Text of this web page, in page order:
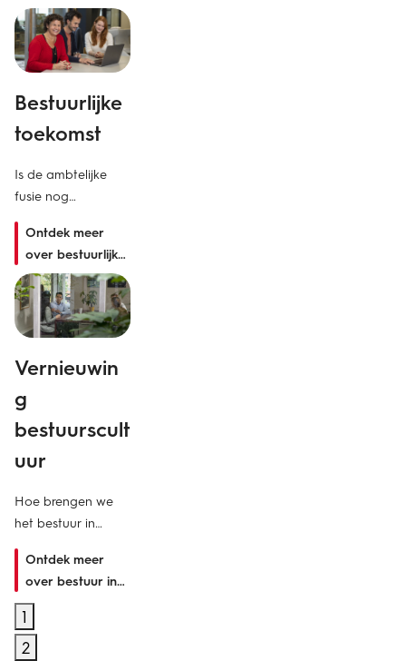
Bestuurlijke
toekomst
Is de ambtelijke
fusie nog
houdbaar?
Ontdek meer
over bestuurlijke
toekomst
Vernieuwin
g
bestuurscult
uur
Hoe brengen we
het bestuur in
balans?
Ontdek meer
over bestuur in
balans
1
2